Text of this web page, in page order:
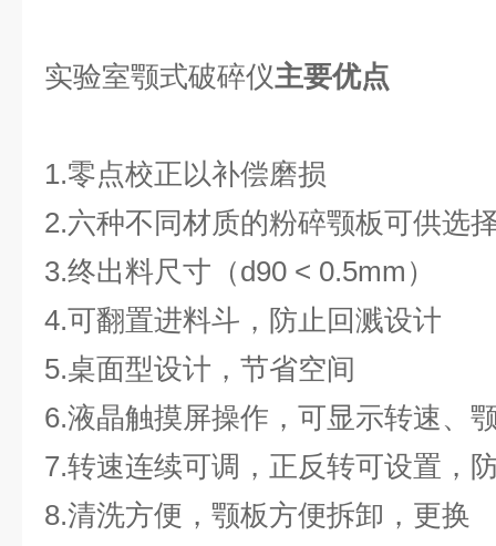
实验室颚式破碎仪主要优点
1.零点校正以补偿磨损
2.六种不同材质的粉碎颚板可供选
3.终出料尺寸（d90 < 0.5mm ）
4.可翻置进料斗，防止回溅设计
5.桌面型设计，节省空间
6.液晶触摸屏操作，可显示转速、
7.转速连续可调，正反转可设置，
8.清洗方便，颚板方便拆卸，更换